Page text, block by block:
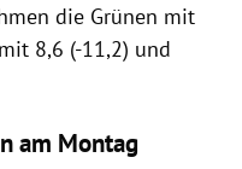
die Grünen mit
8,6 (-11,2) und
am Montag